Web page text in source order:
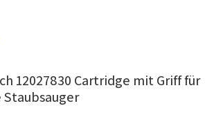
12027830 Cartridge mit Griff für
Staubsauger